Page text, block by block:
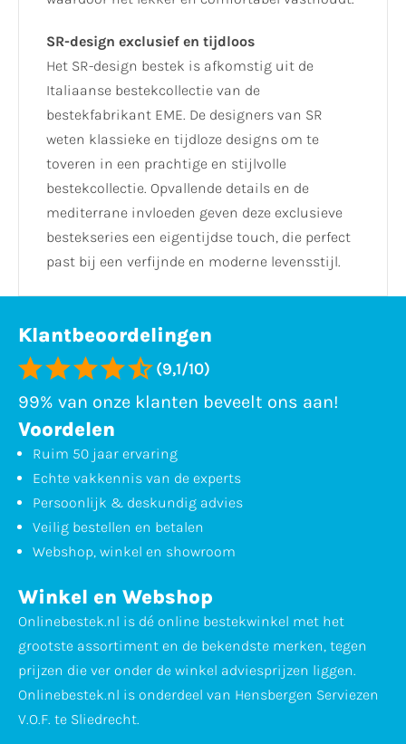
SR-design exclusief en tijdloos
Het SR-design bestek is afkomstig uit de
Italiaanse bestekcollectie van de
bestekfabrikant EME. De designers van SR
weten klassieke en tijdloze designs om te
toveren in een prachtige en stijlvolle
bestekcollectie. Opvallende details en de
mediterrane invloeden geven deze exclusieve
bestekseries een eigentijdse touch, die perfect
past bij een verfijnde en moderne levensstijl.
Klantbeoordelingen
(9,1/10)
99% van onze klanten beveelt ons aan!
Voordelen
Ruim 50 jaar ervaring
Echte vakkennis van de experts
Persoonlijk & deskundig advies
Veilig bestellen en betalen
Webshop, winkel en showroom
Winkel en Webshop
Onlinebestek.nl is dé online bestekwinkel met het
grootste assortiment en de bekendste merken, tegen
prijzen die ver onder de winkel adviesprijzen liggen.
Onlinebestek.nl is onderdeel van Hensbergen Serviezen
V.O.F. te Sliedrecht.